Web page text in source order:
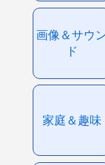
画像＆サウ
ド
家庭＆趣味